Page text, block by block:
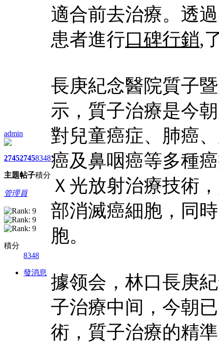
admin
2745
主題
2745
帖子
8348
積分
管理員
積分
8348
發消息
適合前去治療。透
患者進行口碑行銷,
長庚紀念醫院質子
示，質子治療是今
對兒童癌症、肺癌
癌及鼻咽癌等多種
Ｘ光放射治療技術
部消滅癌細胞，同
胞。
據领会，林口長庚
子治療中间，今朝
術，質子治療的精